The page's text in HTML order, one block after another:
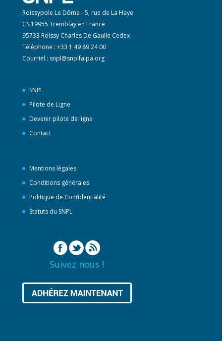
Roissypole Le Dôme - 5, rue de La Haye
CS 19955 Tremblay en France
95733 Roissy Charles De Gaulle Cedex
Téléphone : +33 1 49 89 24 00
Courriel : snpl@snplfalpa.org
SNPL
Pilote de Ligne
Devenir pilote de ligne
Contact
Mentions légales
Conditions générales
Politique de Confidentialité
Statuts du SNPL
Suivez nous !